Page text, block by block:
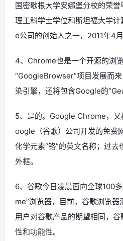
国密歇根大学安娜堡分校的荣
理工科学士学位和斯坦福大学
e公司的创始人之一，2011年4
4、Chrome也是一个开源的浏
“GoogleBrowser”项目发展而
染引擎，还将包含Google的
5、是的。Google Chrome，
oogle（谷歌）公司开发的免费
化学元素“铬”的英文名称；过
外框。
6、谷歌今日凌晨面向全球100
me”浏览器，目前，谷歌浏览
用户对谷歌产品的期望相同，
性和功能性。